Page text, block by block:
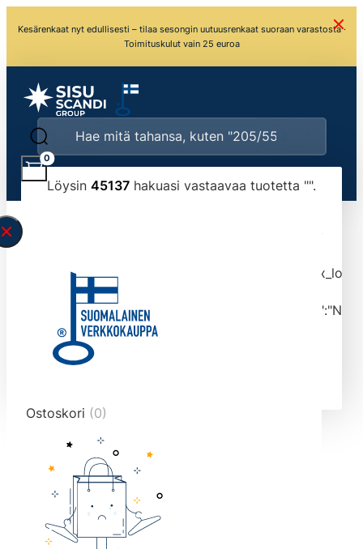
Kesärenkaat nyt edullisesti – tilaa sesongin uutuusrenkaat suoraan varastosta ·
Toimituskulut vain 25 euroa
Löysin 45137 hakuasi vastaavaa tuotetta "".
typed the search query correctly.<br>Currently
tmlmvi","meta_query":
data-original-query-vars="[]" data-page="1"
data-max-pages="4514" data-start="1" data-
end="10">
0
Ostoskori (0)